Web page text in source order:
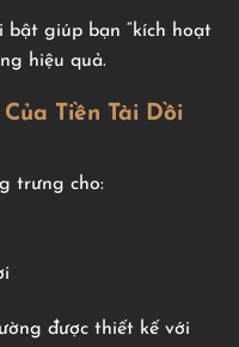
bật giúp bạn “kích hoạt
hiệu quả.
Tiền Tài Dồi
trưng cho:
được thiết kế với